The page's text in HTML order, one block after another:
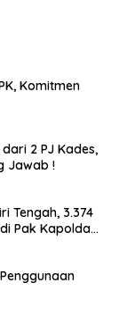
Komitmen
2 PJ Kades,
Jawab !
Tengah, 3.374
Pak Kapolda